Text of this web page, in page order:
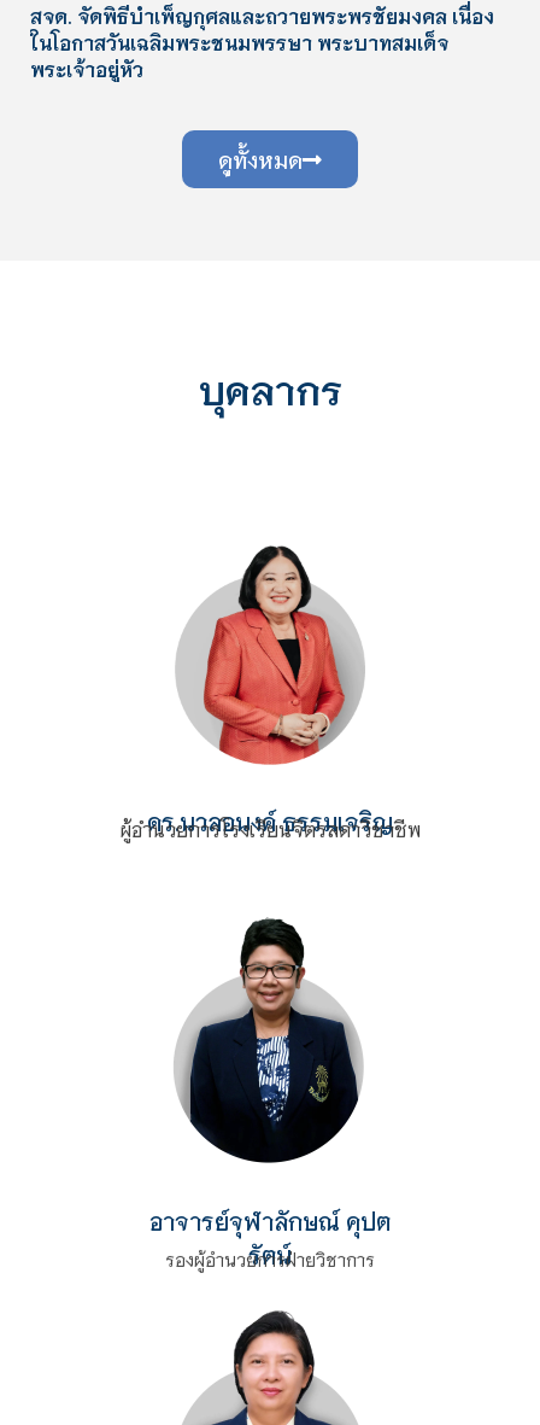
สจด. จัดพิธีบำเพ็ญกุศลและถวายพระพรชัยมงคล เนื่อง
ในโอกาสวันเฉลิมพระชนมพรรษา พระบาทสมเด็จ
พระเจ้าอยู่หัว
ดูทั้งหมด
บุคลากร
ดร.นวลอนงค์ ธรรมเจริญ
ผู้อำนวยการโรงเรียนจิตรลดาวิชาชีพ
อาจารย์จุฬาลักษณ์ คุปต
รัตน์
รองผู้อำนวยการฝ่ายวิชาการ